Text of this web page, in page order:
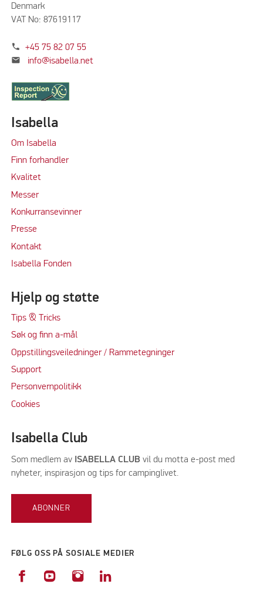
Denmark
VAT No: 87619117
phone +45 75 82 07 55
mail info@isabella.net
Isabella
Om Isabella
Finn forhandler
Kvalitet
Messer
Konkurransevinner
Presse
Kontakt
Isabella Fonden
Hjelp og støtte
Tips & Tricks
Søk og finn a-mål
Oppstillingsveiledninger / Rammetegninger
Support
Personvernpolitikk
Cookies
Isabella Club
Som medlem avISABELLA CLUB vil du motta e-post med
nyheter, inspirasjon og tips for campinglivet.
ABONNER
FØLG OSS PÅ SOSIALE MEDIER